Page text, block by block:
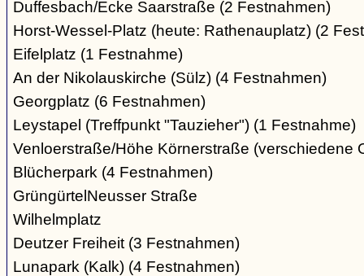
Duffesbach/Ecke Saarstraße (2 Festnahmen)
Horst-Wessel-Platz (heute: Rathenauplatz) (2
Eifelplatz (1 Festnahme)
An der Nikolauskirche (Sülz) (4 Festnahmen)
Georgplatz (6 Festnahmen)
Leystapel (Treffpunkt "Tauzieher") (1 Festnahme)
Venloerstraße/Höhe Körnerstraße (verschiedene
Blücherpark (4 Festnahmen)
GrüngürtelNeusser Straße
Wilhelmplatz
Deutzer Freiheit (3 Festnahmen)
Lunapark (Kalk) (4 Festnahmen)